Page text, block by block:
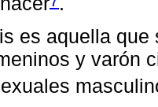
es aquella
y varón